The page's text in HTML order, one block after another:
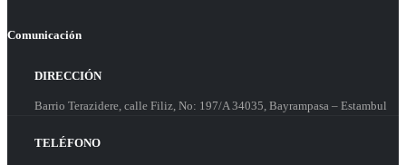
Comunicación
DIRECCIÓN
Barrio Terazidere, calle Filiz, No: 197/A 34035, Bayrampasa – Estambul
TELÉFONO